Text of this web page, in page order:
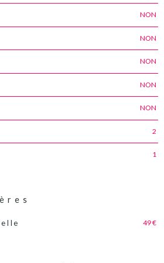
NON
NON
NON
NON
NON
2
1
49 €